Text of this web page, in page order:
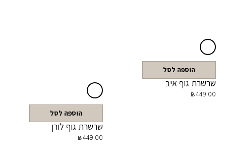
הוספה לסל
שרשרת גוף איב
₪449.00
הוספה לסל
שרשרת גוף לורן
₪449.00